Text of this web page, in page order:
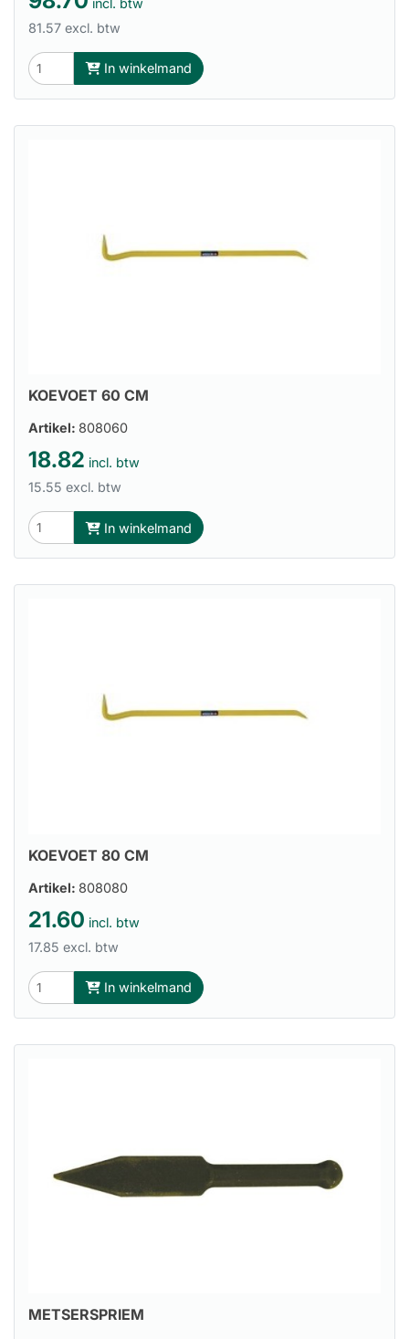
81.57 excl. btw
In winkelmand
KOEVOET 60 CM
Artikel: 808060
18.82 incl. btw
15.55 excl. btw
In winkelmand
KOEVOET 80 CM
Artikel: 808080
21.60 incl. btw
17.85 excl. btw
In winkelmand
METSERSPRIEM